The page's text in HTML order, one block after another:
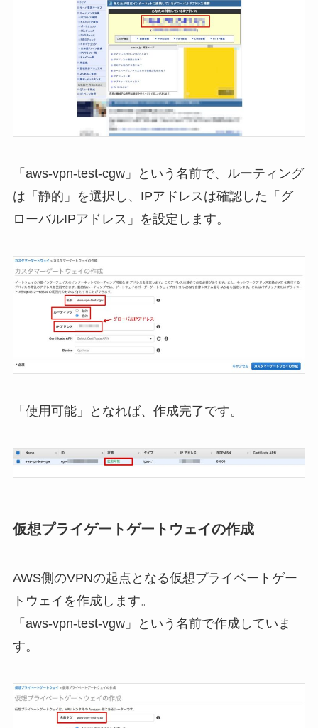
「aws-vpn-test-cgw」という名前で、ルーティング
は「静的」を選択し、IPアドレスは確認した「グ
ローバルIPアドレス」を設定します。
「使用可能」となれば、作成完了です。
仮想プライゲートゲートウェイの作成
AWS側のVPNの起点となる仮想プライベートゲー
トウェイを作成します。
「aws-vpn-test-vgw」という名前で作成していま
す。